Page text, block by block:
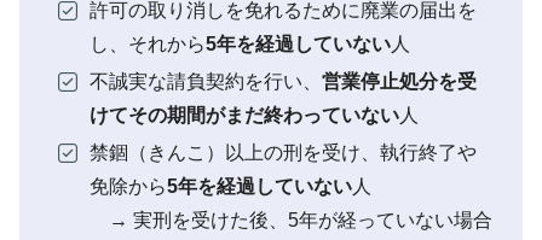
許可の取り消しを免れるために廃業の届出を
し、それから5年を経過していない人
不誠実な請負契約を行い、 営業停止処分を受
けてその期間がまだ終わっていない人
禁錮（きんこ）以上の刑を受け、執行終了や
免除から5年を経過していない人
→ 実刑を受けた後、5年が経っていない場合